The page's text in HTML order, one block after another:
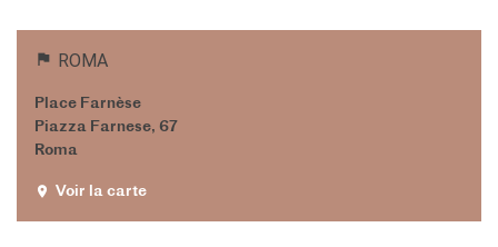
ROMA
Place Farnèse
Piazza Farnese, 67
Roma
Voir la carte